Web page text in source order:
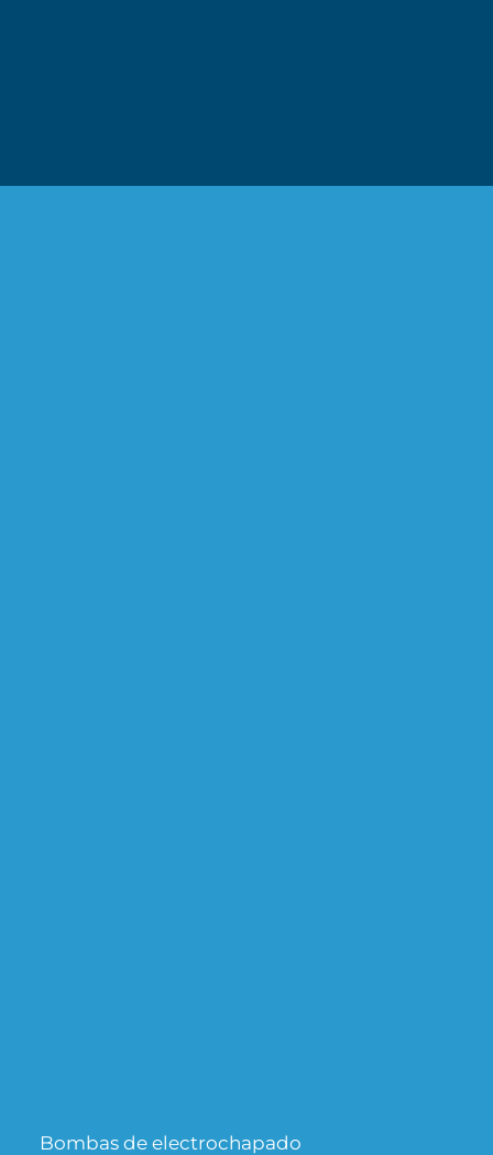
Bombas de electrochapado